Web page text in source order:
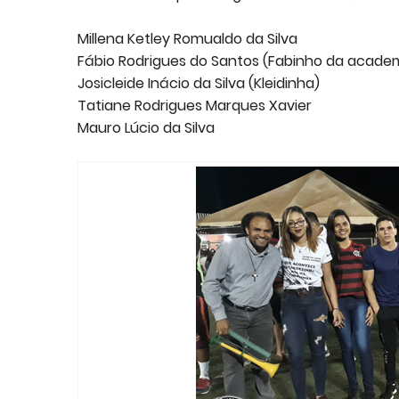
Millena Ketley Romualdo da Silva
Fábio Rodrigues do Santos (Fabinho da
Josicleide Inácio da Silva (Kleidinha)
Tatiane Rodrigues Marques Xavier
Mauro Lúcio da Silva